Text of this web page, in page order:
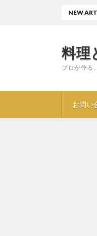
料理
プロが作る
お問い
NEW